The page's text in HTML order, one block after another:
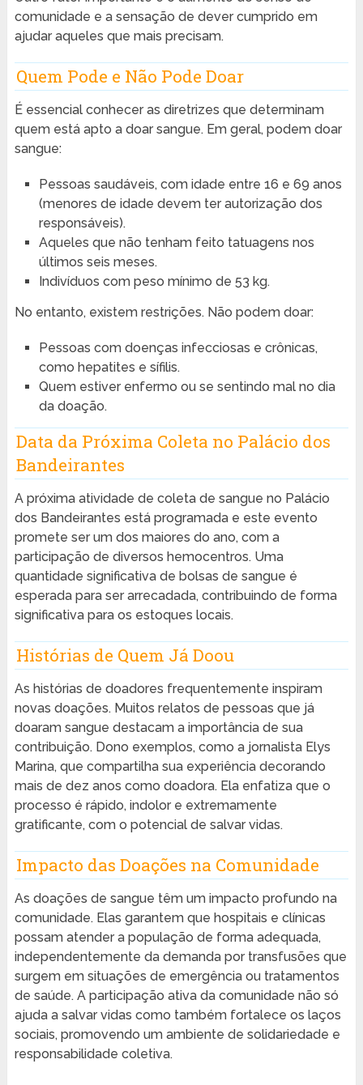
comunidade e a sensação de dever cumprido em
ajudar aqueles que mais precisam.
Quem Pode e Não Pode Doar
É essencial conhecer as diretrizes que determinam
quem está apto a doar sangue. Em geral, podem doar
sangue:
Pessoas saudáveis, com idade entre 16 e 69 anos
(menores de idade devem ter autorização dos
responsáveis).
Aqueles que não tenham feito tatuagens nos
últimos seis meses.
Indivíduos com peso mínimo de 53 kg.
No entanto, existem restrições. Não podem doar:
Pessoas com doenças infecciosas e crônicas,
como hepatites e sífilis.
Quem estiver enfermo ou se sentindo mal no dia
da doação.
Data da Próxima Coleta no Palácio dos
Bandeirantes
A próxima atividade de coleta de sangue no Palácio
dos Bandeirantes está programada e este evento
promete ser um dos maiores do ano, com a
participação de diversos hemocentros. Uma
quantidade significativa de bolsas de sangue é
esperada para ser arrecadada, contribuindo de forma
significativa para os estoques locais.
Histórias de Quem Já Doou
As histórias de doadores frequentemente inspiram
novas doações. Muitos relatos de pessoas que já
doaram sangue destacam a importância de sua
contribuição. Dono exemplos, como a jornalista Elys
Marina, que compartilha sua experiência decorando
mais de dez anos como doadora. Ela enfatiza que o
processo é rápido, indolor e extremamente
gratificante, com o potencial de salvar vidas.
Impacto das Doações na Comunidade
As doações de sangue têm um impacto profundo na
comunidade. Elas garantem que hospitais e clínicas
possam atender a população de forma adequada,
independentemente da demanda por transfusões que
surgem em situações de emergência ou tratamentos
de saúde. A participação ativa da comunidade não só
ajuda a salvar vidas como também fortalece os laços
sociais, promovendo um ambiente de solidariedade e
responsabilidade coletiva.